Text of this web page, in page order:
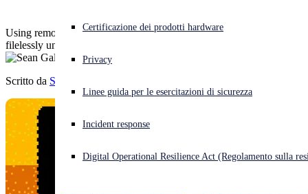
Cyberattacco in corso? Ottieni assistenza immediata
Accedi
Open search
Open language switcher
Certificazione dei prodotti hardware
Privacy
Linee guida per le esercitazioni di sicurezza
Incident response
Digital Operational Resilience Act (Regolamento sulla
Using remote scripts and code, one variant can even execute
filelessly until it gains administrative credentials.
Scritto da Sean Gallagher